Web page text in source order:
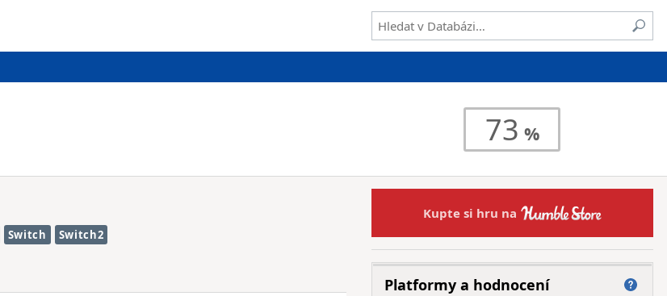
73
Switch Switch2
Kupte si hru na
Platformy a hodnocení